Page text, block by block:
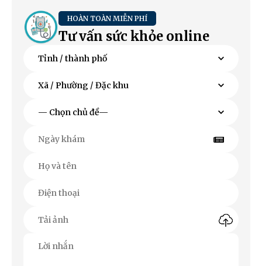
HOÀN TOÀN MIỄN PHÍ
Tư vấn sức khỏe online